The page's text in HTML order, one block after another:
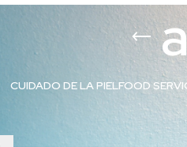
CUIDADO DE LA PIELFOOD
Productos etiquetados